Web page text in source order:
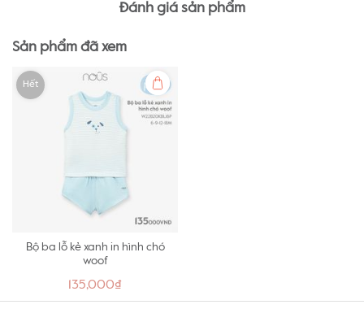
Sản xuất tại Việt Nam
Đánh giá sản phẩm
Sản phẩm đã xem
Hết
Bộ ba lỗ kẻ xanh in hình chó
woof
135,000₫